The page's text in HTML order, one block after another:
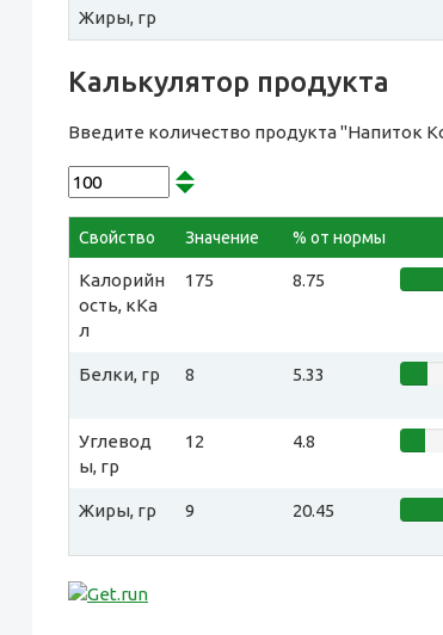
Жиры, гр
Калькулятор продукта
Введите количество продукта "Напиток
Свойство Значение % от нормы
Калорийн
ость, кКа
л
175 8.75
Белки, гр 8 5.33
Углевод
ы, гр
12 4.8
Жиры, гр 9 20.45